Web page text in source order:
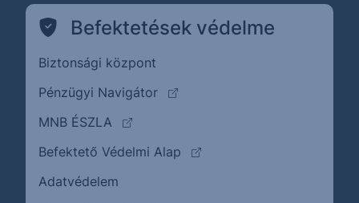
Befektetések védelme
Biztonsági központ
Pénzügyi Navigátor
(külső oldalra ugrik)
MNB ÉSZLA
(külső oldalra ugrik)
Befektető Védelmi Alap
(külső oldalra ugrik)
Adatvédelem